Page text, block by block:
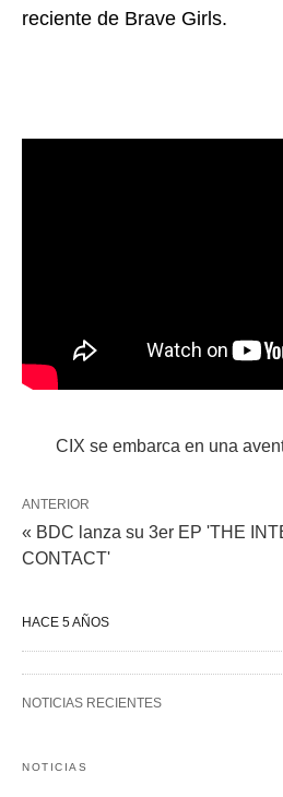
reciente de Brave Girls.
CIX se embarca en una
ANTERIOR
« BDC lanza su 3er EP 'THE
CONTACT'
HACE 5 AÑOS
NOTICIAS RECIENTES
NOTICIAS